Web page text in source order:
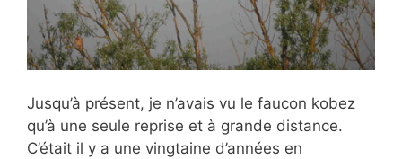
Jusqu’à présent, je n’avais vu le faucon kobez
qu’à une seule reprise et à grande distance.
C’était il y a une vingtaine d’années en